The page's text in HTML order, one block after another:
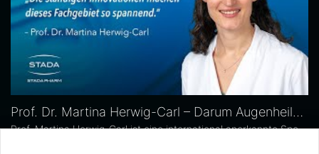
Prof. Dr. Martina Herwig-Carl – Darum Augenheilkunde
Prof. Martina Herwig-Carl ist eine international anerkannte Spezialistin auf dem Gebiet der Ophthalmopathologie und Erkrankungen des vorderen Augenabschnitts. Sie ist Oberärztin an der Universitätsaugenklinik Bonn, wo sie sich der klinischen und chirurgischen Versorgung von Erkrankungen des vorderen Augenabschnitts, einschließlich der Lid- und Hornhautchirurgie, widmet. Zudem leitet sie die Sektion Ophthalmopathologie.